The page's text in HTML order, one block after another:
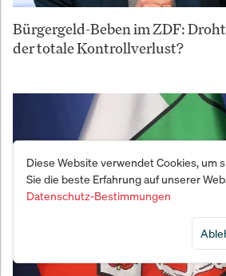
Bürgergeld-Beben im ZDF:
der totale Kontrollverlust?
Diese Website verwendet Cookies, um
Sie die beste Erfahrung auf unserer
Datenschutz-Bestimmungen